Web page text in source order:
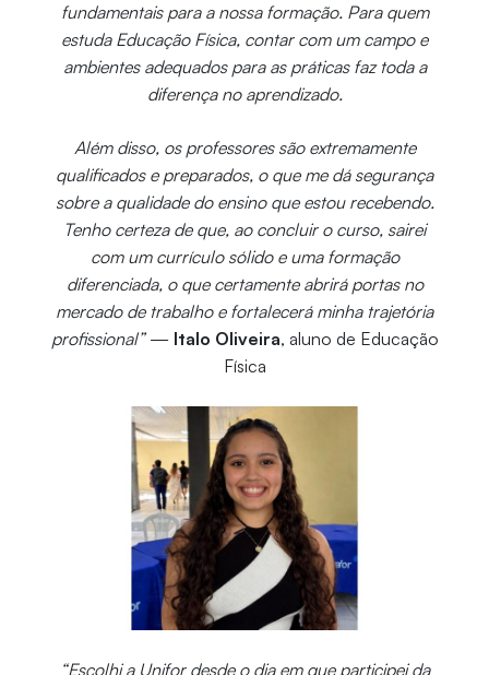
fundamentais para a nossa formação. Para quem
estuda Educação Física, contar com um campo e
ambientes adequados para as práticas faz toda a
diferença no aprendizado.
Além disso, os professores são extremamente
qualificados e preparados, o que me dá segurança
sobre a qualidade do ensino que estou recebendo.
Tenho certeza de que, ao concluir o curso, sairei
com um currículo sólido e uma formação
diferenciada, o que certamente abrirá portas no
mercado de trabalho e fortalecerá minha trajetória
profissional”— Italo Oliveira, aluno de Educação
Física
“Escolhi a Unifor desde o dia em que participei da